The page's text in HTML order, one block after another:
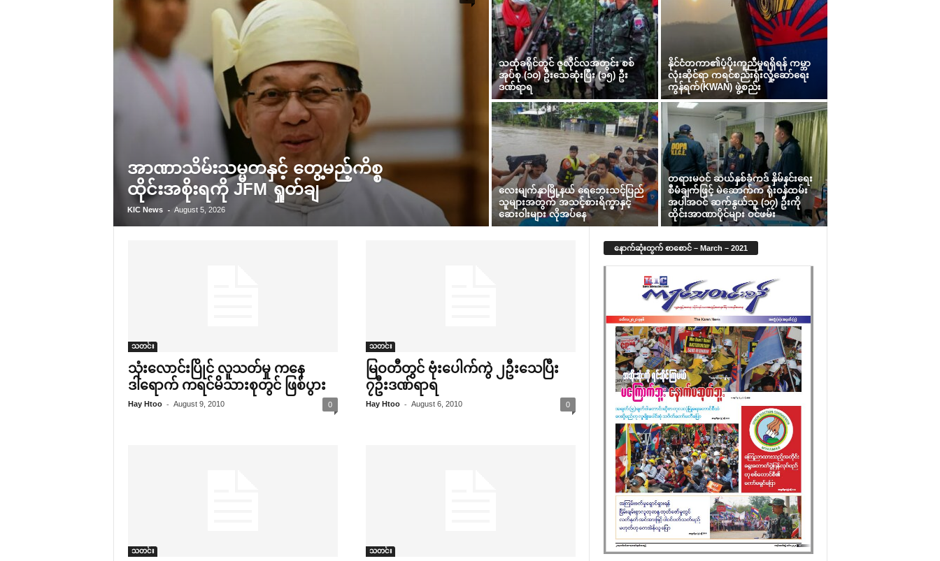
အာဏာသိမ်းသမ္မတနှင့် တွေ့မည့်ကိစ္စ
ထိုင်းအစိုးရကို JFM ရှုတ်ချ
KIC News - August 5, 2026
သထုံခရိုင်တွင် ဇူလိုင်လအတွင်း စစ်
အုပ်စု (၁၀) ဦးသေဆုံးပြီး (၁၅) ဦး
ဒဏ်ရာရ
နိုင်ငံတကာ၏ပံ့ပိုးကူညီမှုရရှိရန် ကမ္ဘာ
လုံးဆိုင်ရာ ကရင်စည်းရုံးလှုံ့ဆော်ရေး
ကွန်ရက်(KWAN) ဖွဲ့စည်း
လေးမျက်နှာမြို့နယ် ရေဘေးသင့်ပြည်
သူများအတွက် အသင့်စားရိက္ခာနှင့်
ဆေးဝါးများ လိုအပ်နေ
တရားမဝင် ဆယ်နှစ်ခံကဒ် နှိမ်နင်းရေး
စီမံချက်ဖြင့် မဲဆောက်က ရုံးဝန်ထမ်း
အပါအဝင် ဆက်နွယ်သူ (၁၇) ဦးကို
ထိုင်းအာဏာပိုင်များ ဝင်ဖမ်း
သတင်း
သုံး‌လောင်းပြိုင် လူသတ်မှု က‌နေ
ဒါ‌ရောက် ကရင်မိသားစုတွင် ဖြစ်ပွား
Hay Htoo - August 9, 2010 0
သတင်း
မြဝတီတွင် ဗုံး‌ပေါက်ကွဲ ၂ဦး‌သေပြီး
၇ဦးဒဏ်ရာရ
Hay Htoo - August 6, 2010 0
သတင်း သတင်း
နောက်ဆုံးထွက် စာစောင် – March – 2021